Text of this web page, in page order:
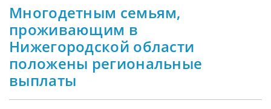
Многодетным семьям,
проживающим в
Нижегородской области
положены региональные
выплаты